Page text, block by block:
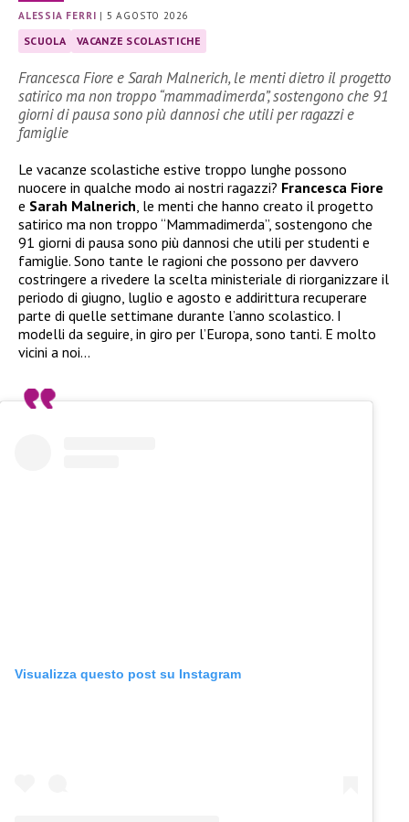
ALESSIA FERRI | 5 AGOSTO 2026
SCUOLA VACANZE SCOLASTICHE
Francesca Fiore e Sarah Malnerich, le menti dietro il progetto
satirico ma non troppo “mammadimerda”, sostengono che 91
giorni di pausa sono più dannosi che utili per ragazzi e
famiglie
Le vacanze scolastiche estive troppo lunghe possono
nuocere in qualche modo ai nostri ragazzi? Francesca Fiore
e Sarah Malnerich, le menti che hanno creato il progetto
satirico ma non troppo “Mammadimerda”, sostengono che
91 giorni di pausa sono più dannosi che utili per studenti e
famiglie. Sono tante le ragioni che possono per davvero
costringere a rivedere la scelta ministeriale di riorganizzare il
periodo di giugno, luglio e agosto e addirittura recuperare
parte di quelle settimane durante l’anno scolastico. I
modelli da seguire, in giro per l’Europa, sono tanti. E molto
vicini a noi…
Visualizza questo post su Instagram